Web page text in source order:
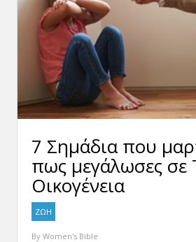
7 Σημάδια που
πως μεγάλωσες σε
Οικογένεια
ΖΩΗ
By Women's Bible